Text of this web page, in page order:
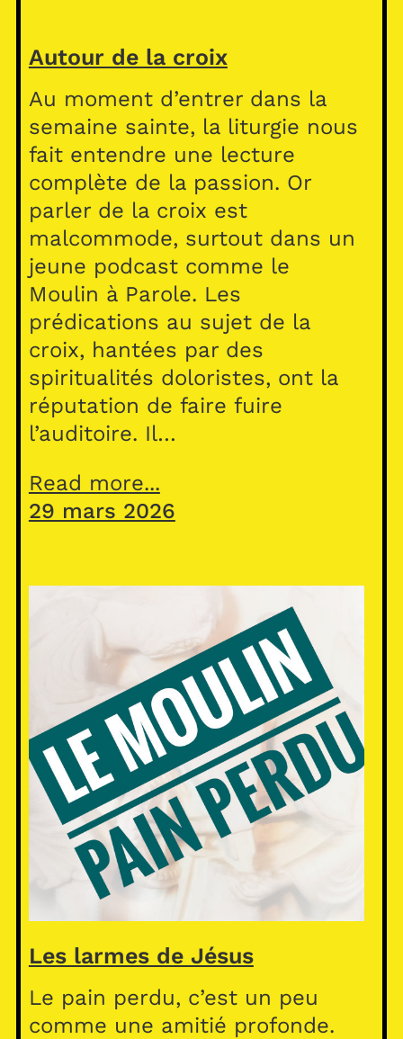
Autour de la croix
Au moment d’entrer dans la
semaine sainte, la liturgie nous
fait entendre une lecture
complète de la passion. Or
parler de la croix est
malcommode, surtout dans un
jeune podcast comme le
Moulin à Parole. Les
prédications au sujet de la
croix, hantées par des
spiritualités doloristes, ont la
réputation de faire fuire
l’auditoire. Il…
Read more...
29 mars 2026
Les larmes de Jésus
Le pain perdu, c’est un peu
comme une amitié profonde.